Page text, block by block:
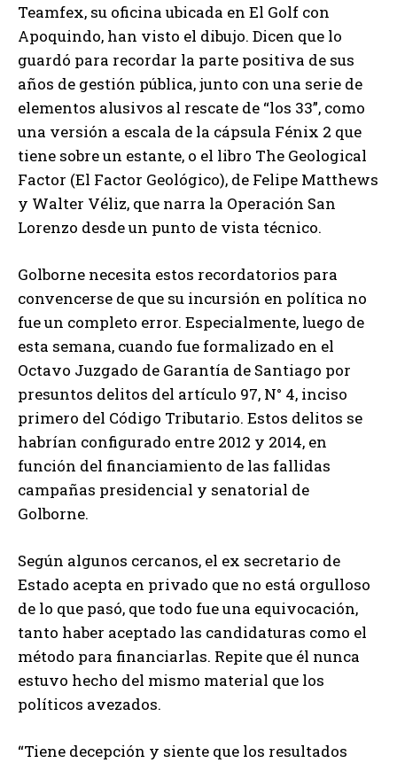
Teamfex, su oficina ubicada en El Golf con
Apoquindo, han visto el dibujo. Dicen que lo
guardó para recordar la parte positiva de sus
años de gestión pública, junto con una serie de
elementos alusivos al rescate de “los 33”, como
una versión a escala de la cápsula Fénix 2 que
tiene sobre un estante, o el libro The Geological
Factor (El Factor Geológico), de Felipe Matthews
y Walter Véliz, que narra la Operación San
Lorenzo desde un punto de vista técnico.
Golborne necesita estos recordatorios para
convencerse de que su incursión en política no
fue un completo error. Especialmente, luego de
esta semana, cuando fue formalizado en el
Octavo Juzgado de Garantía de Santiago por
presuntos delitos del artículo 97, N° 4, inciso
primero del Código Tributario. Estos delitos se
habrían configurado entre 2012 y 2014, en
función del financiamiento de las fallidas
campañas presidencial y senatorial de
Golborne.
Según algunos cercanos, el ex secretario de
Estado acepta en privado que no está orgulloso
de lo que pasó, que todo fue una equivocación,
tanto haber aceptado las candidaturas como el
método para financiarlas. Repite que él nunca
estuvo hecho del mismo material que los
políticos avezados.
“Tiene decepción y siente que los resultados